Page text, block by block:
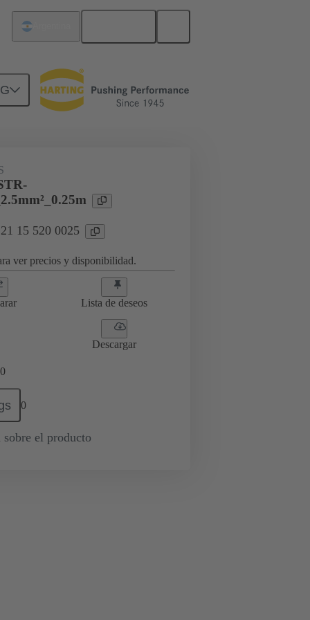
15 520 0025
ver precios y disponibilidad.
Lista de deseos
Descargar
0
0
sobre el producto